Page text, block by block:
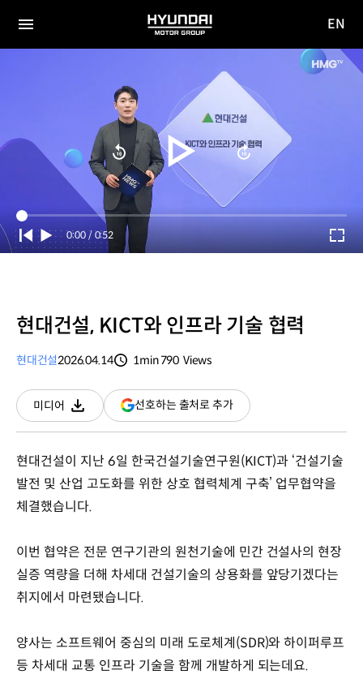
전체
HYUNDAI
MOTOR
사이
EN
Current
Time
0:00 / Duration
0:52
현대건설, KICT와 인프라 기술 협력
현대건설2026.04.14
1min790 Views
미디어
다운로드
선호하는 출처로 추가(새
창
현대건설이 지난 6일 한국건설기술연구원(KICT)과 ‘건설기술
발전 및 산업 고도화를 위한 상호 협력체계 구축’ 업무협약을
체결했습니다.
이번 협약은 전문 연구기관의 원천기술에 민간 건설사의 현장
실증 역량을 더해 차세대 건설기술의 상용화를 앞당기겠다는
취지에서 마련됐습니다.
양사는 소프트웨어 중심의 미래 도로체계(SDR)와 하이퍼루프
등 차세대 교통 인프라 기술을 함께 개발하게 되는데요.